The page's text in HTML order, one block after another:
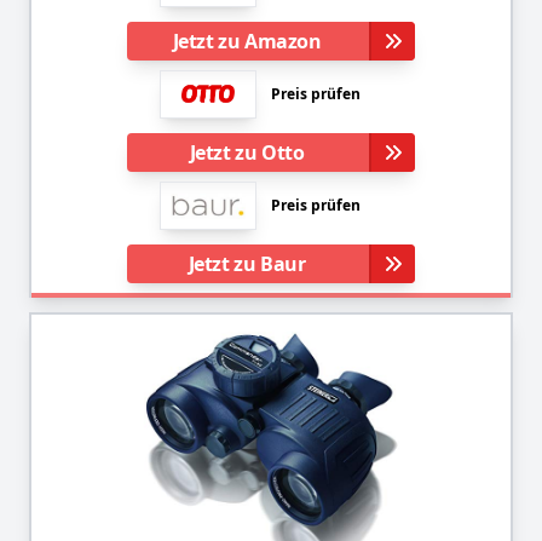
Jetzt zu Amazon
Preis prüfen
Jetzt zu Otto
Preis prüfen
Jetzt zu Baur